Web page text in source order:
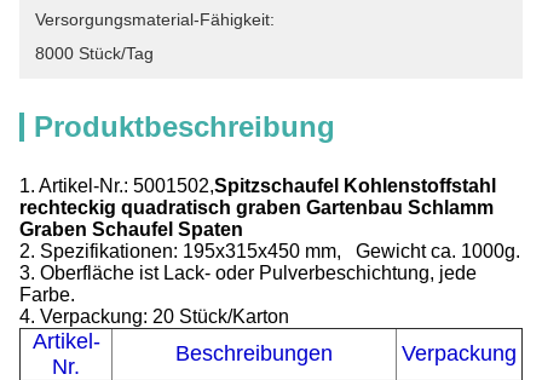
Versorgungsmaterial-Fähigkeit:
8000 Stück/Tag
Produktbeschreibung
1. Artikel-Nr.: 5001502,Spitzschaufel
Kohlenstoffstahl
rechteckig quadratisch graben Gartenbau Schlamm
Graben Schaufel Spaten
2. Spezifikationen: 195x315x450 mm, Gewicht ca. 1000g.
3. Oberfläche ist Lack- oder Pulverbeschichtung, jede
Farbe.
4. Verpackung: 20 Stück/Karton
Artikel-
Nr.
Beschreibungen Verpackung